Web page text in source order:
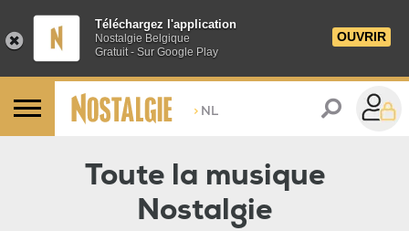
Téléchargez l'application
Nostalgie Belgique
Gratuit - Sur Google Play
OUVRIR
> NL
C'était en 1988
Toute la musique
Nostalgie